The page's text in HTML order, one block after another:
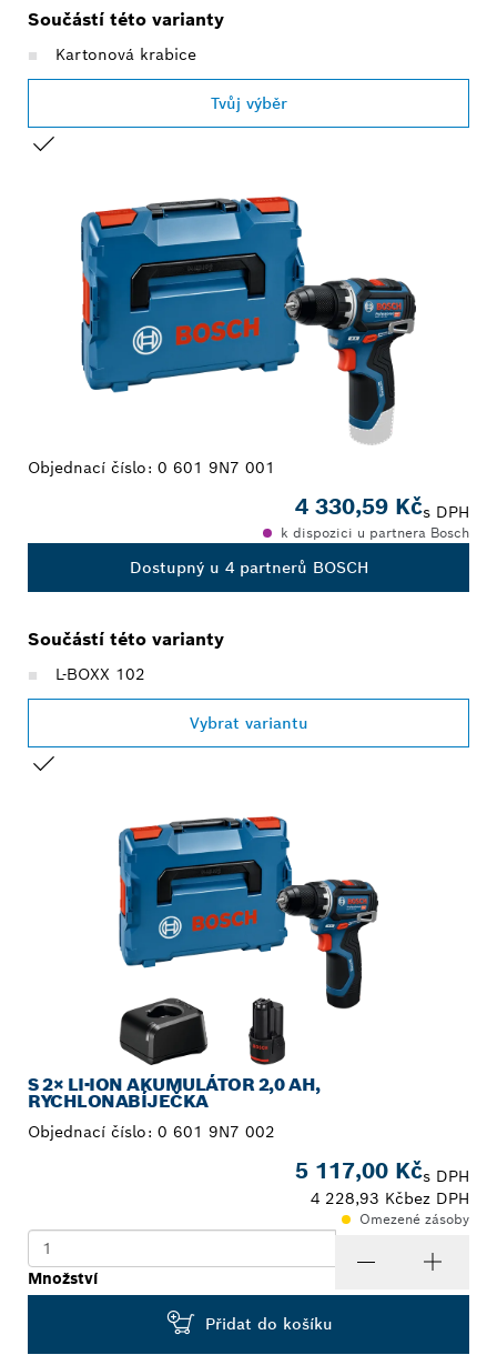
Součástí této varianty
Kartonová krabice
Tvůj výběr
Objednací číslo: 0 601 9N7 001
4 330,59 Kčs DPH
k dispozici u partnera Bosch
Dostupný u 4 partnerů BOSCH
Součástí této varianty
L-BOXX 102
Vybrat variantu
S 2× LI-ION AKUMULÁTOR 2,0 AH,
RYCHLONABÍJEČKA
Objednací číslo: 0 601 9N7 002
5 117,00 Kčs DPH
4 228,93 Kčbez DPH
Omezené zásoby
Množství
Přidat do košíku